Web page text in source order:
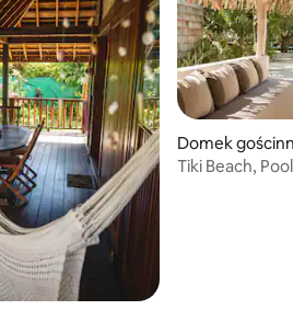
Domek
Tiki Beach,